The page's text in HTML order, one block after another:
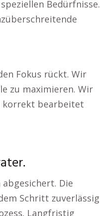
Bedürfnisse.
Fokus rückt. Wir
zu maximieren. Wir
korrekt bearbeitet
Die
Schritt zuverlässig
Langfristig